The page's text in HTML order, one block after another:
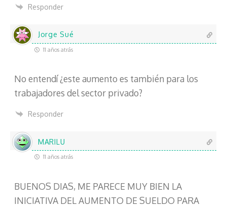
Responder
Jorge Sué
11 años atrás
No entendí ¿este aumento es también para los
trabajadores del sector privado?
Responder
MARILU
11 años atrás
BUENOS DIAS, ME PARECE MUY BIEN LA
INICIATIVA DEL AUMENTO DE SUELDO PARA